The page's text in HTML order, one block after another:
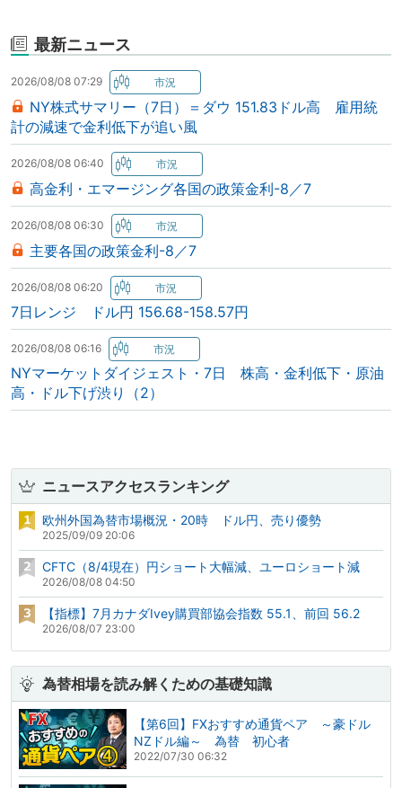
最新ニュース
2026/08/08 07:29
NY株式サマリー（7日）＝ダウ 151.83ドル高 雇用統
計の減速で金利低下が追い風
2026/08/08 06:40
高金利・エマージング各国の政策金利-8／7
2026/08/08 06:30
主要各国の政策金利-8／7
2026/08/08 06:20
7日レンジ ドル円 156.68-158.57円
2026/08/08 06:16
NYマーケットダイジェスト・7日 株高・金利低下・原油
高・ドル下げ渋り（2）
ニュースアクセスランキング
欧州外国為替市場概況・20時 ドル円、売り優勢
2025/09/09 20:06
CFTC（8/4現在）円ショート大幅減、ユーロショート減
2026/08/08 04:50
【指標】7月カナダIvey購買部協会指数 55.1、前回 56.2
2026/08/07 23:00
為替相場を読み解くための基礎知識
【第6回】FXおすすめ通貨ペア ～豪ドル
NZドル編～ 為替 初心者
2022/07/30 06:32